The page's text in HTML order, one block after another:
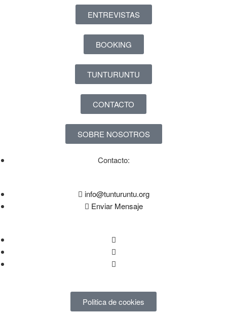
ENTREVISTAS
BOOKING
TUNTURUNTU
CONTACTO
SOBRE NOSOTROS
Contacto:
info@tunturuntu.org
Enviar Mensaje
Politica de cookies